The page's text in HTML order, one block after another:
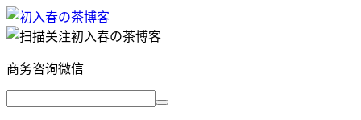
商务咨询微信